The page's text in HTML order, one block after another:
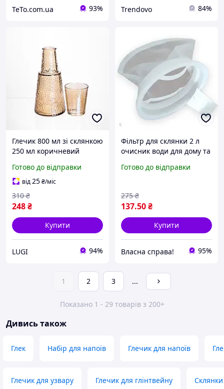
TeTo.com.ua 93% Trendovo 84%
Глечик 800 мл зі склянкою
250 мл коричневий
лимонаду, рифлене скло
компактний набір посуду
декор кухні
Готово до відправки
від25₴/міс
248₴
310 ₴
Купити
LUGI 94%
Фільтр для склянки 2 л
очисник води для дому та
питної рідини
Готово до відправки
137.50₴
275 ₴
Купити
Власна справа! 95%
1 2 3 ...
Показано 1 - 29 товарів з 200+
Дивись також
Глек Набір для напоїв Глечик для напоїв
Глечик для узвару Глечик для глінтвейну